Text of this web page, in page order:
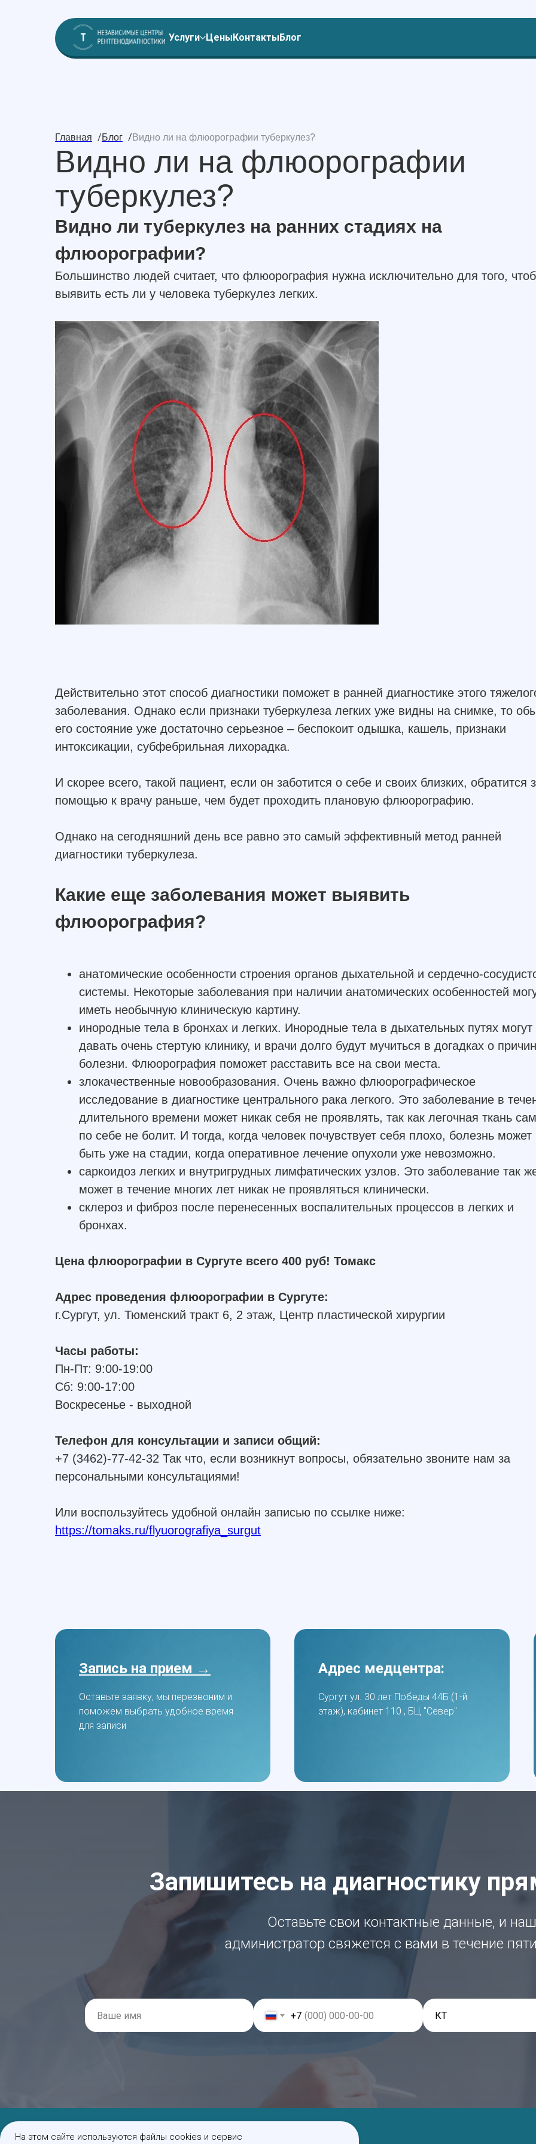
Услуги ЦеныКонтактыБлог
Главная /Блог / Видно ли на флюорографии туберкулез?
Видно ли на флюорографии
туберкулез?
Видно ли туберкулез на ранних стадиях на
флюорографии?
Большинство людей считает, что флюорография нужна исключительно для того,
выявить есть ли у человека туберкулез легких.
Действительно этот способ диагностики поможет в ранней диагностике этого
заболевания. Однако если признаки туберкулеза легких уже видны на снимке, то
его состояние уже достаточно серьезное – беспокоит одышка, кашель, признаки
интоксикации, субфебрильная лихорадка.
И скорее всего, такой пациент, если он заботится о себе и своих близких, обратится
помощью к врачу раньше, чем будет проходить плановую флюорографию.
Однако на сегодняшний день все равно это самый эффективный метод ранней
диагностики туберкулеза.
Какие еще заболевания может выявить
флюорография?
анатомические особенности строения органов дыхательной и сердечно-
системы. Некоторые заболевания при наличии анатомических особенностей
иметь необычную клиническую картину.
инородные тела в бронхах и легких. Инородные тела в дыхательных путях могут
давать очень стертую клинику, и врачи долго будут мучиться в догадках о
болезни. Флюорография поможет расставить все на свои места.
злокачественные новообразования. Очень важно флюорографическое
исследование в диагностике центрального рака легкого. Это заболевание в
длительного времени может никак себя не проявлять, так как легочная ткань
по себе не болит. И тогда, когда человек почувствует себя плохо, болезнь может
быть уже на стадии, когда оперативное лечение опухоли уже невозможно.
саркоидоз легких и внутригрудных лимфатических узлов. Это заболевание так
может в течение многих лет никак не проявляться клинически.
склероз и фиброз после перенесенных воспалительных процессов в легких и
бронхах.
Цена флюорографии в Сургуте всего 400 руб! Томакс
Адрес проведения флюорографии в Сургуте:
г.Сургут, ул. Тюменский тракт 6, 2 этаж, Центр пластической хирургии
Часы работы:
Пн-Пт: 9:00-19:00
Сб: 9:00-17:00
Воскресенье - выходной
Телефон для консультации и записи общий:
+7 (3462)-77-42-32 Так что, если возникнут вопросы, обязательно звоните нам за
персональными консультациями!
Или воспользуйтесь удобной онлайн записью по ссылке ниже:
https://tomaks.ru/flyuorografiya_surgut
Запись на прием →
Оставьте заявку, мы перезвоним и
поможем выбрать удобное время
для записи
Адрес медцентра:
Сургут ул. 30 лет Победы 44Б (1-й
этаж), кабинет 110 , БЦ "Север"
Запишитесь на диагностику
Оставьте свои контактные данные, и наш
администратор свяжется с вами в течение
+7
На этом сайте используются файлы cookies и сервис